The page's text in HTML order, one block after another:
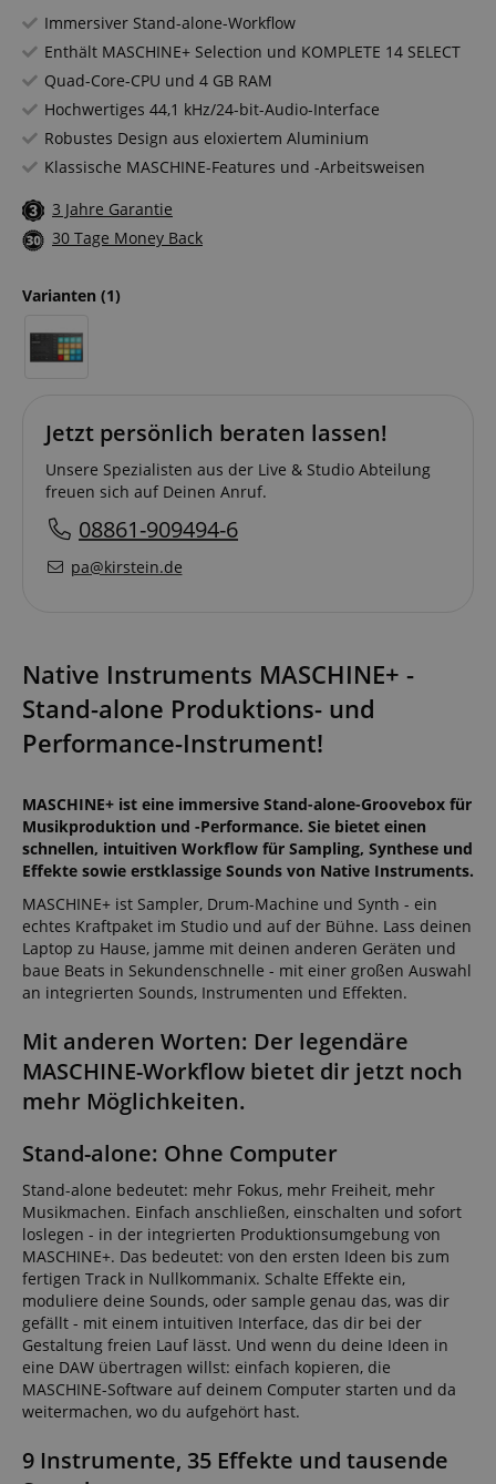
Immersiver Stand-alone-Workflow
Enthält MASCHINE+ Selection und KOMPLETE 14 SELECT
Quad-Core-CPU und 4 GB RAM
Hochwertiges 44,1 kHz/24-bit-Audio-Interface
Robustes Design aus eloxiertem Aluminium
Klassische MASCHINE-Features und -Arbeitsweisen
3 Jahre Garantie
30 Tage Money Back
Varianten (1)
Jetzt persönlich beraten lassen!
Unsere Spezialisten aus der Live & Studio Abteilung
freuen sich auf Deinen Anruf.
08861-909494-6
pa@kirstein.de
Native Instruments MASCHINE+ -
Stand-alone Produktions- und
Performance-Instrument!
MASCHINE+ ist eine immersive Stand-alone-Groovebox für
Musikproduktion und -Performance. Sie bietet einen
schnellen, intuitiven Workflow für Sampling, Synthese und
Effekte sowie erstklassige Sounds von Native Instruments.
MASCHINE+ ist Sampler, Drum-Machine und Synth - ein
echtes Kraftpaket im Studio und auf der Bühne. Lass deinen
Laptop zu Hause, jamme mit deinen anderen Geräten und
baue Beats in Sekundenschnelle - mit einer großen Auswahl
an integrierten Sounds, Instrumenten und Effekten.
Mit anderen Worten: Der legendäre
MASCHINE-Workflow bietet dir jetzt noch
mehr Möglichkeiten.
Stand-alone: Ohne Computer
Stand-alone bedeutet: mehr Fokus, mehr Freiheit, mehr
Musikmachen. Einfach anschließen, einschalten und sofort
loslegen - in der integrierten Produktionsumgebung von
MASCHINE+. Das bedeutet: von den ersten Ideen bis zum
fertigen Track in Nullkommanix. Schalte Effekte ein,
moduliere deine Sounds, oder sample genau das, was dir
gefällt - mit einem intuitiven Interface, das dir bei der
Gestaltung freien Lauf lässt. Und wenn du deine Ideen in
eine DAW übertragen willst: einfach kopieren, die
MASCHINE-Software auf deinem Computer starten und da
weitermachen, wo du aufgehört hast.
9 Instrumente, 35 Effekte und tausende